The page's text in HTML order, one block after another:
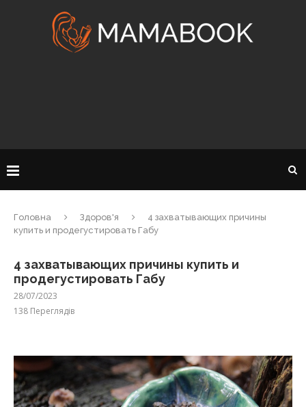
Головна Здоров'я
4 захватывающих причины
купить и продегустировать Габу
4 захватывающих причины купить и
продегустировать Габу
28/07/2023
138 Переглядів